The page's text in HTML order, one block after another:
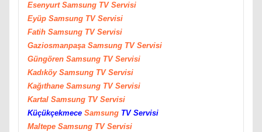
Esenyurt Samsung TV Servisi
Eyüp Samsung TV Servisi
Fatih Samsung TV Servisi
Gaziosmanpaşa Samsung TV Servisi
Güngören Samsung TV Servisi
Kadıköy Samsung TV Servisi
Kağıthane Samsung TV Servisi
Kartal Samsung TV Servisi
Küçükçekmece Samsung TV Servisi
Maltepe Samsung TV Servisi